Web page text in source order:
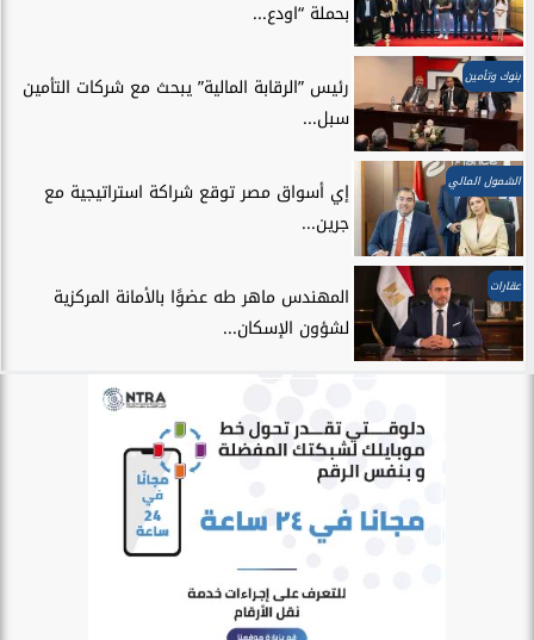
بحملة “اودع...
بنوك وتأمين
رئيس ”الرقابة المالية” يبحث مع شركات التأمين
سبل...
الشمول المالي
إي أسواق مصر توقع شراكة استراتيجية مع
جرين...
عقارات
المهندس ماهر طه عضوًا بالأمانة المركزية
لشؤون الإسكان...